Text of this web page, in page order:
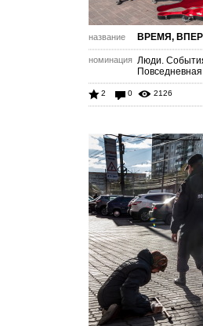
название ВРЕМЯ,
номинация Люди.
2 0 2126